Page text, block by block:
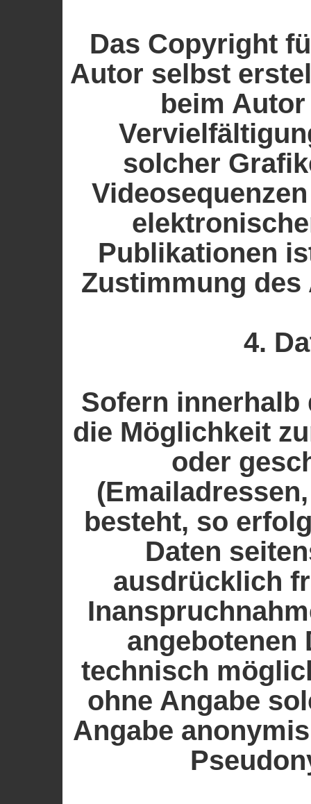
Das Copyright
Autor selbst
beim
solcher
Publikationen
Zustimmung
4.
Sofern innerhalb
die Möglichkeit
oder
besteht, so
Daten
ausdrücklich
angebotenen
technisch
ohne Angabe
Angabe